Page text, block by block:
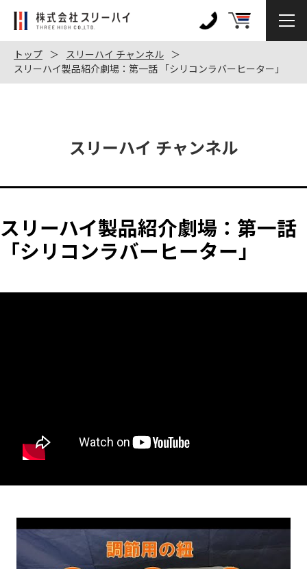
株
会
社
ス
128
トップ
スリーハイ チャンネル
スリーハイ製品紹介劇場：第一話 「シリコンラバーヒーター」
スリーハイ チャンネル
スリーハイ製品紹介劇場：第一話
「シリコンラバーヒーター」